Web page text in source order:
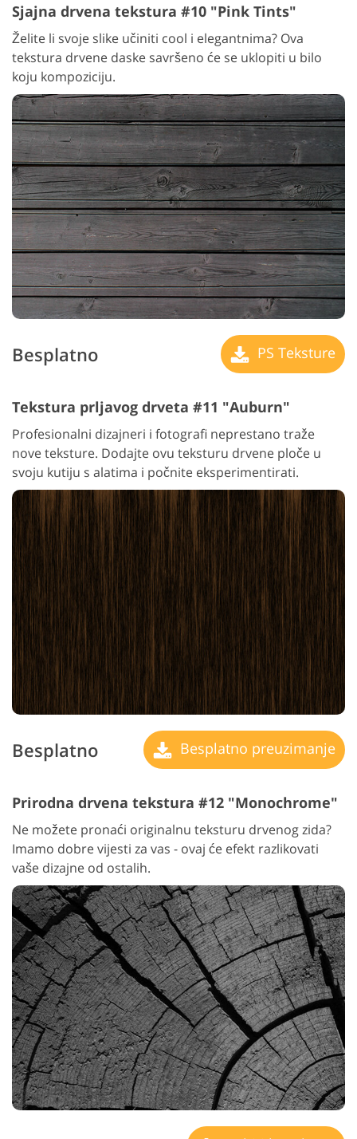
Sjajna drvena tekstura #10 "Pink Tints"
Želite li svoje slike učiniti cool i elegantnima? Ova
tekstura drvene daske savršeno će se uklopiti u bilo
koju kompoziciju.
Besplatno PS Teksture
Tekstura prljavog drveta #11 "Auburn"
Profesionalni dizajneri i fotografi neprestano traže
nove teksture. Dodajte ovu teksturu drvene ploče u
svoju kutiju s alatima i počnite eksperimentirati.
Besplatno Besplatno preuzimanje
Prirodna drvena tekstura #12 "Monochrome"
Ne možete pronaći originalnu teksturu drvenog zida?
Imamo dobre vijesti za vas - ovaj će efekt razlikovati
vaše dizajne od ostalih.